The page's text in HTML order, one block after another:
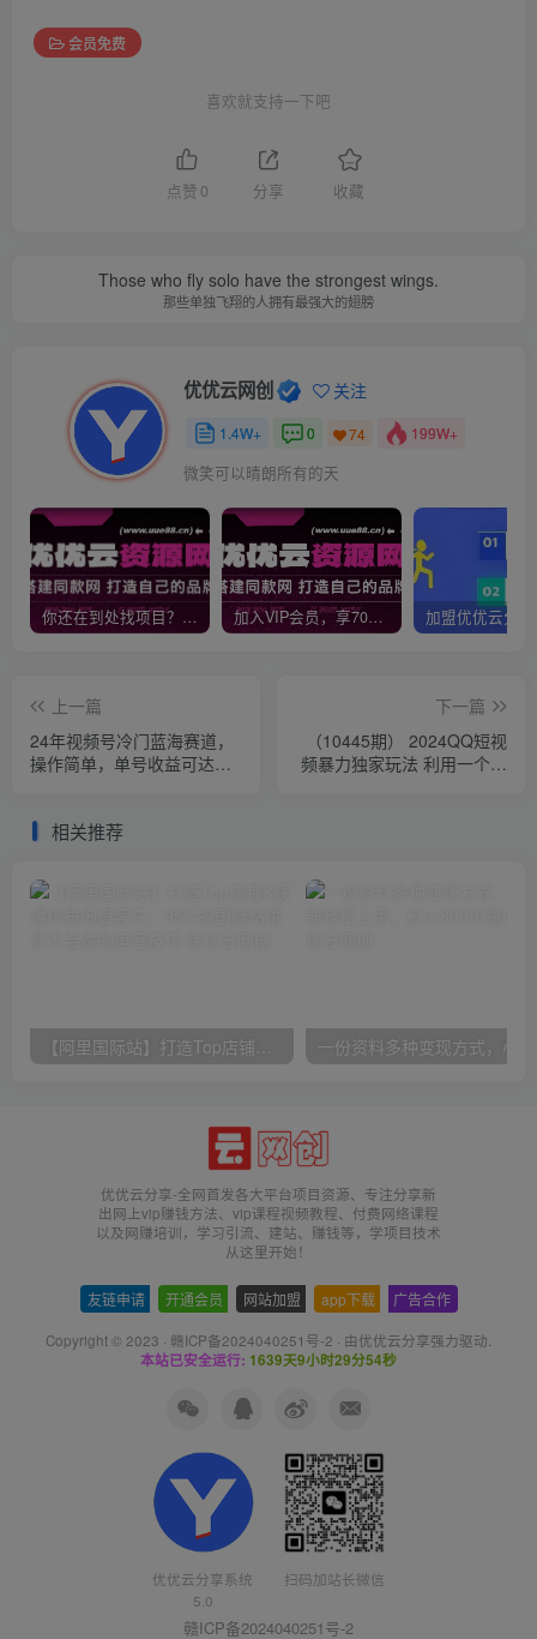
会员免费
喜欢就支持一下吧
点赞 0 分享 收藏
Those who fly solo have the strongest wings.
那些单独飞翔的人拥有最强大的翅膀
优优云网创 关注
1.4W+ 0 74 199W+
微笑可以晴朗所有的天
你还在到处找项目？还在当韭菜？我靠网创资源站一个月收入5万+，曾经我也是个失败者。 加入VIP会员，享70%的推广提成，免费学习多种网上创业课程，菜鸟秒变大神！
上一篇
24年视频号冷门蓝海赛道，
操作简单，单号收益可达四
下一篇
（10445期） 2024QQ短视
频暴力独家玩法 利用一个小
相关推荐
优优云分享-全网首发各大平台项目资源、专注分享新
出网上vip赚钱方法、vip课程视频教程、付费网络课程
以及网赚培训，学习引流、建站、赚钱等，学项目技术
从这里开始！
友链申请 开通会员 网站加盟 app下载 广告合作
Copyright © 2023 · 赣ICP备2024040251号-2 · 由优优云分享强力驱动.
本站已安全运行: 1639天9小时29分54秒
优优云分享系统
5.0
扫码加站长微信
赣ICP备2024040251号-2